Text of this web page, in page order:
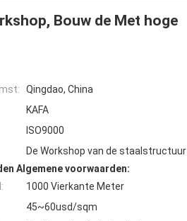
Bouw de Met hoge
Qingdao, China
KAFA
ISO9000
De Workshop van de staalstructuur
Algemene voorwaarden:
1000 Vierkante Meter
45~60usd/sqm